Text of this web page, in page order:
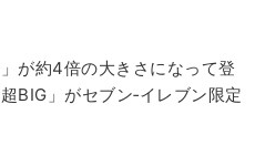
が約4倍の大きさになって登
BIG」がセブン‐イレブン限定